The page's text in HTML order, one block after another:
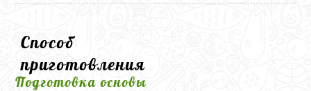
Способ
приготовления
Подготовка основы